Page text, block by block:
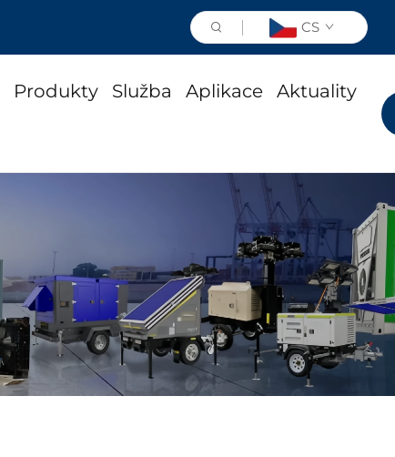
CS
Produkty Služba Aplikace Aktuality